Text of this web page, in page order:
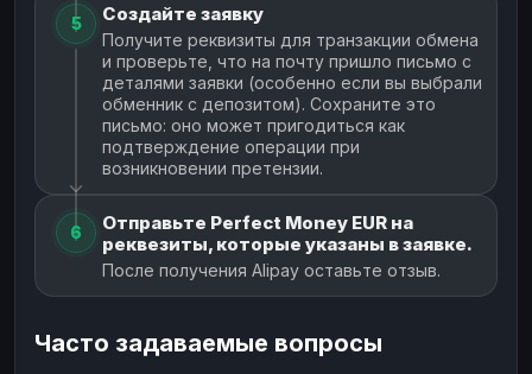
5 Создайте заявку
Получите реквизиты для транзакции обмена
и проверьте, что на почту пришло письмо с
деталями заявки (особенно если вы выбрали
обменник с депозитом). Сохраните это
письмо: оно может пригодиться как
подтверждение операции при
возникновении претензии.
6
Отправьте Perfect Money EUR на
реквезиты, которые указаны в заявке.
После получения Alipay оставьте отзыв.
Часто задаваемые вопросы